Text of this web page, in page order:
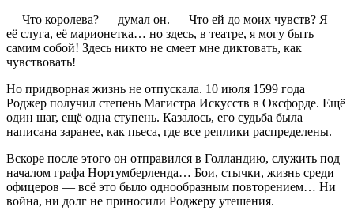
— Что королева? — думал он. — Что ей до моих чувств? Я —
её слуга, её марионетка… но здесь, в театре, я могу быть
самим собой! Здесь никто не смеет мне диктовать, как
чувствовать!
Но придворная жизнь не отпускала. 10 июля 1599 года
Роджер получил степень Магистра Искусств в Оксфорде. Ещё
один шаг, ещё одна ступень. Казалось, его судьба была
написана заранее, как пьеса, где все реплики распределены.
Вскоре после этого он отправился в Голландию, служить под
началом графа Нортумберленда… Бои, стычки, жизнь среди
офицеров — всё это было однообразным повторением… Ни
война, ни долг не приносили Роджеру утешения.